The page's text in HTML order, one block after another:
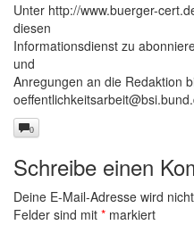
Unter http://www.buerger-
diesen
Informationsdienst zu
und
Anregungen an die Redaktion
0
Schreibe einen
Deine E-Mail-Adresse wird
Felder sind mit * markiert